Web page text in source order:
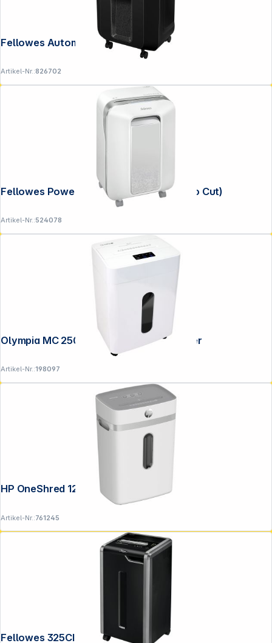
Fellowes Automax 80M Aktenvernichter
Artikel-Nr.:826702
Fellowes Powershred LX 201 weiß (Micro Cut)
Artikel-Nr.:524078
Olympia MC 2508 S weiß Aktenvernichter
Artikel-Nr.:198097
HP OneShred 12CC
Artikel-Nr.:761245
Fellowes 325CI Aktenvernichter